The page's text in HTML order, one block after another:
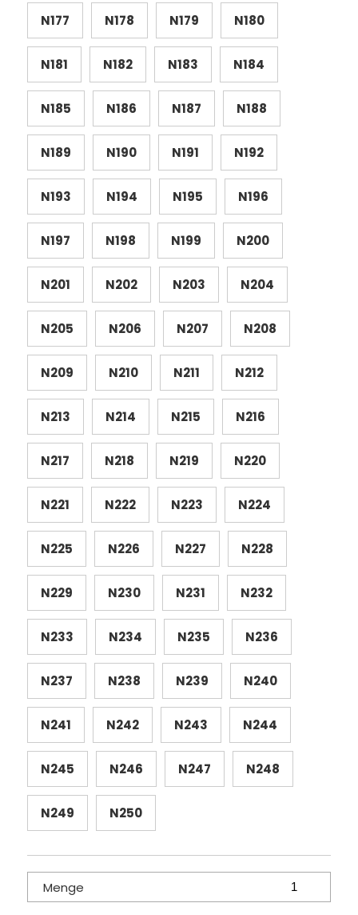
N177 N178 N179 N180
N181 N182 N183 N184
N185 N186 N187 N188
N189 N190 N191 N192
N193 N194 N195 N196
N197 N198 N199 N200
N201 N202 N203 N204
N205 N206 N207 N208
N209 N210 N211 N212
N213 N214 N215 N216
N217 N218 N219 N220
N221 N222 N223 N224
N225 N226 N227 N228
N229 N230 N231 N232
N233 N234 N235 N236
N237 N238 N239 N240
N241 N242 N243 N244
N245 N246 N247 N248
N249 N250
Menge